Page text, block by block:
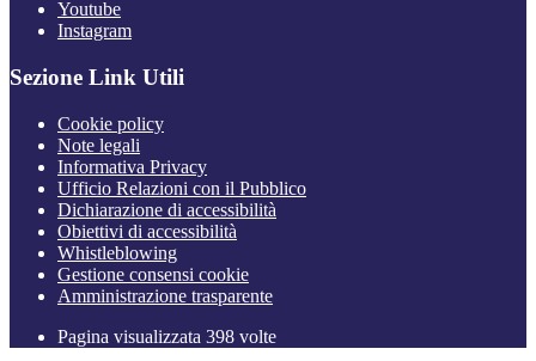
Youtube
Instagram
Sezione Link Utili
Cookie policy
Note legali
Informativa Privacy
Ufficio Relazioni con il Pubblico
Dichiarazione di accessibilità
Obiettivi di accessibilità
Whistleblowing
Gestione consensi cookie
Amministrazione trasparente
Pagina visualizzata 398 volte